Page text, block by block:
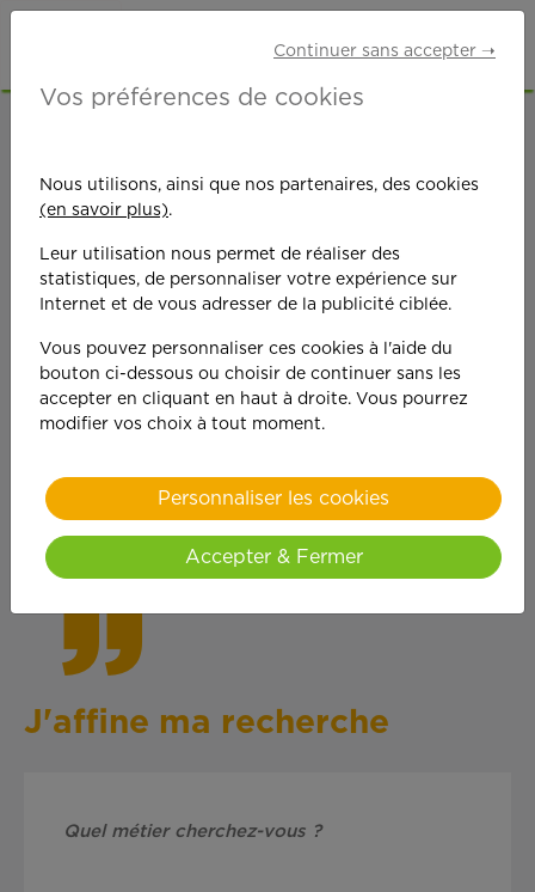
BOULOGNE-SUR-MER
On est toujours plus
quand on y met du
cœur !
J'affine ma recherche
Continuer sans accepter ➝
Vos préférences de cookies
Nous utilisons, ainsi que nos partenaires, des cookies
(en savoir plus).
Leur utilisation nous permet de réaliser des
statistiques, de personnaliser votre expérience sur
Internet et de vous adresser de la publicité ciblée.
Vous pouvez personnaliser ces cookies à l'aide du
bouton ci-dessous ou choisir de continuer sans les
accepter en cliquant en haut à droite. Vous pourrez
modifier vos choix à tout moment.
Personnaliser les cookies
Accepter & Fermer